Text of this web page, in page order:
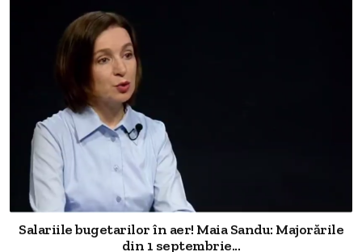
Salariile bugetarilor în aer! Maia Sandu: Majorările
din 1 septembrie...